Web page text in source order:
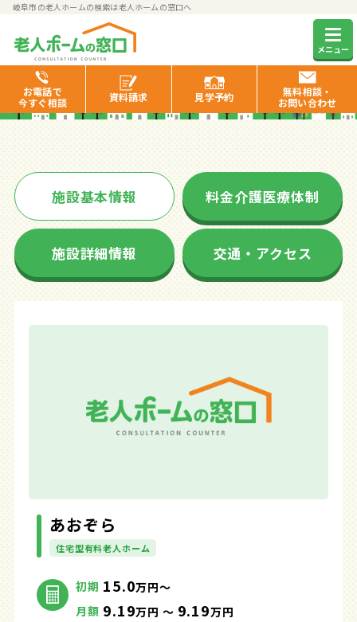
岐阜市の老人ホームの検索は老人ホームの窓口へ
メニュー
お電話で
今すぐ相談
資料請求 見学予約
無料相談・
お問い合わせ
あおぞら
施設基本情報 料金介護医療体制
施設詳細情報 交通・アクセス
あおぞら
住宅型有料老人ホーム
初期 15.0万円～
月額 9.19万円 ～ 9.19万円